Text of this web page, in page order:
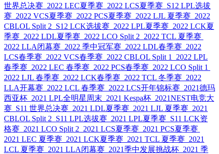
世界总决赛 2022 LEC夏季赛 2022 LCS夏季赛 S12 LPL选拔
赛 2022 VCS夏季赛 2022 PCS夏季赛 2022 LJL 夏季赛 2022
CBLOL Split 2 S12 LCK选拔赛 2022 LPL夏季赛 2022 LCK夏
季赛 2022 LDL夏季赛 2022 LCO Split 2 2022 TCL 夏季赛
2022 LLA闭幕赛 2022 季中冠军赛 2022 LDL春季赛 2022
LCS春季赛 2022 VCS春季赛 2022 CBLOL Split 1
2022 LPL
春季赛 2022 LEC 春季赛 2022 PCS春季赛 2022 LCO Split 1
2022 LJL 春季赛 2022 LCK春季赛 2022 TCL 冬季赛 2022
LLA开幕赛 2022 LCL 春季赛 2022 LCS开年锦标赛 2021德玛
西亚杯 2021 LPL全明星周末 2021 Kespa杯 2021NEST电竞大
赛 S11 世界总决赛 2021 LDL夏季赛 2021 LJL 夏季赛 2021
CBLOL Split 2 S11 LPL选拔赛 2021 LPL夏季赛 S11 LCK资
格赛 2021 LCO Split 2 2021 LCS夏季赛 2021 PCS夏季赛
2021 LEC 夏季赛 2021 LCK夏季赛 2021 TCL 夏季赛 2021
LCL 夏季赛 2021 LLA闭幕赛 2021季中发展挑战杯 2021 季